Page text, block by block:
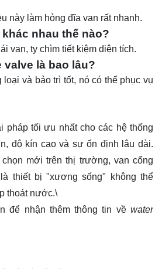
này làm hỏng đĩa van rất nhanh.
nhau thế nào?
van, ty chìm tiết kiệm diện tích.
valve là bao lâu?
loại và bảo trì tốt, nó có thể phục vụ
pháp tối ưu nhất cho các hệ thống
độ kín cao và sự ổn định lâu dài.
mới trên thị trường, van cổng
thiết bị "xương sống" không thể
thoát nước.\
để nhận thêm thông tin vềwater